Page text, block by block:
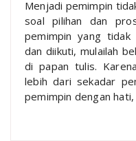
Menjadi pemimpin
soal pilihan dan
pemimpin yang
dan diikuti, mulailah
di papan tulis.
lebih dari sekadar
pemimpin dengan hati,